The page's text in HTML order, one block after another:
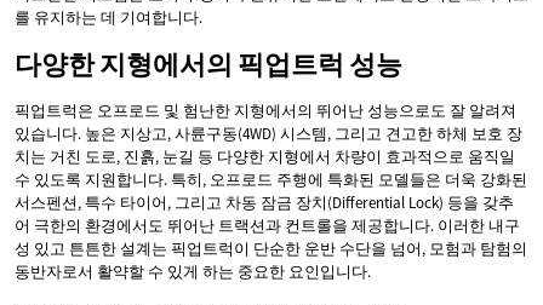
를 유지하는 데 기여합니다.
다양한 지형에서의 픽업트럭 성능
픽업트럭은 오프로드 및 험난한 지형에서의 뛰어난 성능으로도 잘 알려져
있습니다. 높은 지상고, 사륜구동(4WD) 시스템, 그리고 견고한 하체 보호 장
치는 거친 도로, 진흙, 눈길 등 다양한 지형에서 차량이 효과적으로 움직일
수 있도록 지원합니다. 특히, 오프로드 주행에 특화된 모델들은 더욱 강화된
서스펜션, 특수 타이어, 그리고 차동 잠금 장치(Differential Lock) 등을 갖추
어 극한의 환경에서도 뛰어난 트랙션과 컨트롤을 제공합니다. 이러한 내구
성 있고 튼튼한 설계는 픽업트럭이 단순한 운반 수단을 넘어, 모험과 탐험의
동반자로서 활약할 수 있게 하는 중요한 요인입니다.